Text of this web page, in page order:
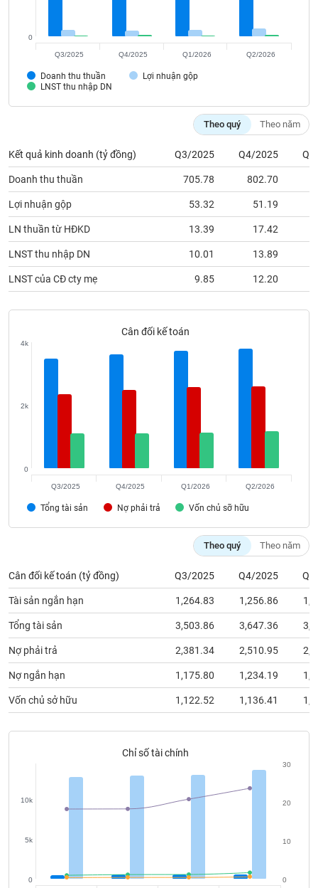
Doanh thu thuần
Lợi nhuận gộp
LNST thu nhập DN
0
Q3/2025 Q4/2025 Q1/2026 Q2/2026
Theo quý Theo năm
Kết quả kinh doanh (tỷ đồng) Q3/2025 Q4/2025
Doanh thu thuần 705.78 802.70
Lợi nhuận gộp 53.32 51.19
LN thuần từ HĐKD 13.39 17.42
LNST thu nhập DN 10.01 13.89
LNST của CĐ cty mẹ 9.85 12.20
Cân đối kế toán
Tổng tài sản Nợ phải trả Vốn chủ sỡ hữu
0
2k
4k
Q3/2025 Q4/2025 Q1/2026 Q2/2026
Theo quý Theo năm
Cân đối kế toán (tỷ đồng) Q3/2025 Q4/2025
Tài sản ngắn hạn 1,264.83 1,256.86
Tổng tài sản 3,503.86 3,647.36
Nợ phải trả 2,381.34 2,510.95
Nợ ngắn hạn 1,175.80 1,234.19
Vốn chủ sở hữu 1,122.52 1,136.41
Chỉ số tài chính
0
5k
10k
0
10
20
30
của
tác
Báo
cáo
phân
tích
(-)
Thuật
ngữ
(-)
Dịch
(-)
Sách
cụ
đầu
tư
Truyền
thông
tài
chính
liệu